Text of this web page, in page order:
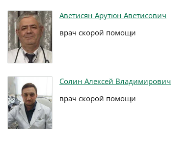
Аветисян Арутюн Аветисович
врач скорой помощи
Солин Алексей Владимирович
врач скорой помощи